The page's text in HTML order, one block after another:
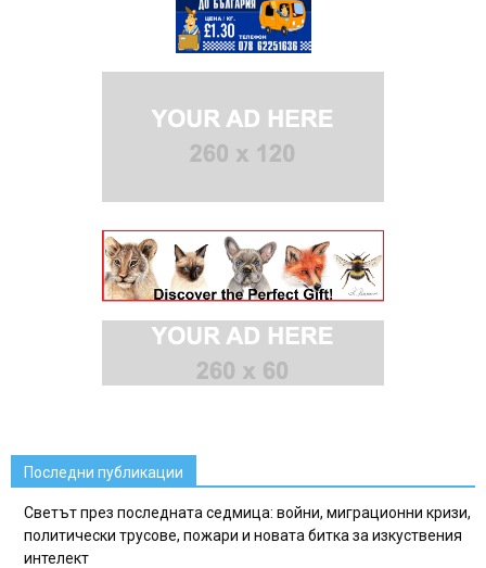
Последни публикации
Светът през последната седмица: войни, миграционни кризи,
политически трусове, пожари и новата битка за изкуствения
интелект